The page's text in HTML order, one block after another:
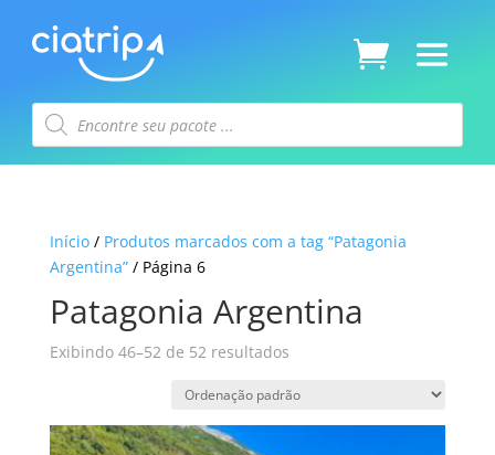
Pesquisar
produtos
Início/ Produtos marcados com a tag “Patagonia
Argentina”/ Página 6
Patagonia Argentina
Exibindo 46–52 de 52 resultados